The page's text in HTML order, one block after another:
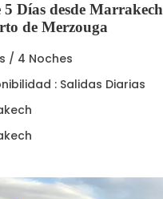
5 Días desde Marrakech
de Merzouga
/ 4 Noches
: Salidas Diarias